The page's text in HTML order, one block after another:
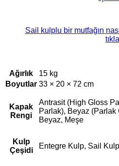
Sail kulplu bir mutfağın
Ağırlık
15 kg
Boyutlar 33 × 20 × 72 cm
Kapak
Rengi
Antrasit (High Gloss
Parlak), Beyaz
Beyaz, Meşe
Kulp
Çeşidi
Entegre Kulp, Sail